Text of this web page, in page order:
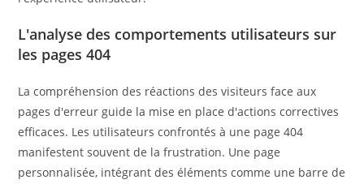
L'analyse des comportements utilisateurs sur
les pages 404
La compréhension des réactions des visiteurs face aux
pages d'erreur guide la mise en place d'actions correctives
efficaces. Les utilisateurs confrontés à une page 404
manifestent souvent de la frustration. Une page
personnalisée, intégrant des éléments comme une barre de